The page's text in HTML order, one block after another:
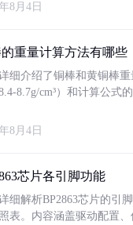
8月4日
重量计算方法有哪些
细介绍了铜棒和黄铜棒
8.7g/cm³）和计算公式
8月4日
芯片各引脚功能
细解析BP2863芯片的引
表。内容涵盖驱动配置